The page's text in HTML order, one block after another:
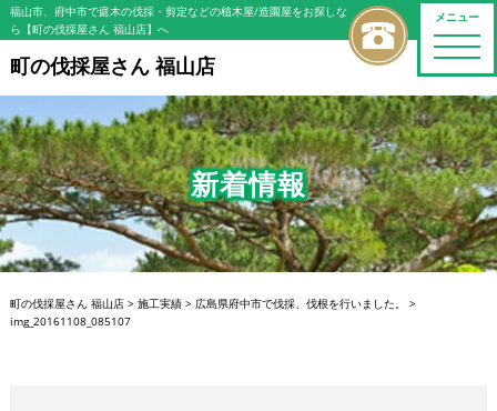
メニュー
toggle
福山市、府中市で庭木の伐採・剪定などの植木屋/造園屋をお探しな
ら【町の伐採屋さん 福山店】へ
町の伐採屋さん 福山店
新着情報
町の伐採屋さん 福山店> 施工実績> 広島県府中市で伐採、伐根を行いました。
>
img_20161108_085107